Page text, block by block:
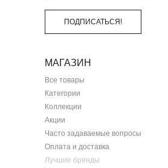
ПОДПИСАТЬСЯ!
МАГАЗИН
Все товары
Категории
Коллекции
Акции
Часто задаваемые вопросы
Оплата и доставка
Лучшие бренды